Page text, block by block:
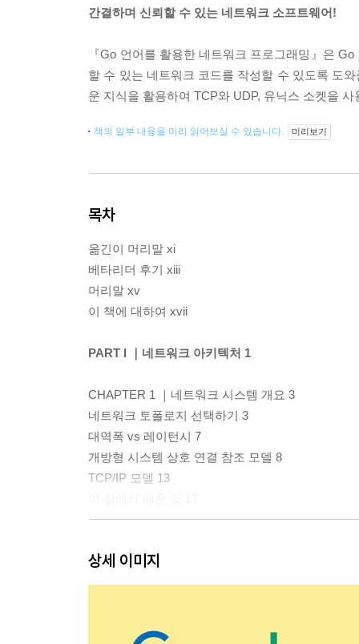
간결하며 신뢰할 수 있는 네트워크 소프트웨어!
『Go 언어를 활용한 네트워크 프로그래밍』은
할 수 있는 네트워크 코드를 작성할 수 있도록 도
운 지식을 활용하여 TCP와 UDP, 유닉스 소켓을
책의 일부 내용을 미리 읽어보실 수 있습니다. 미리보기
목차
옮긴이 머리말 xi
베타리더 후기 xiii
머리말 xv
이 책에 대하여 xvii
PART I ｜네트워크 아키텍처 1
CHAPTER 1 ｜네트워크 시스템 개요 3
네트워크 토폴로지 선택하기 3
대역폭 vs 레이턴시 7
개방형 시스템 상호 연결 참조 모델 8
TCP/IP 모델 13
인터넷 프로토콜 20
IPv4 주소 지정 20
상세 이미지